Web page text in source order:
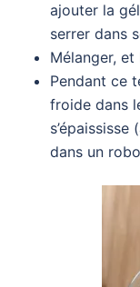
ajouter la
serrer dans
Mélanger,
Pendant ce
froide dans
dans un